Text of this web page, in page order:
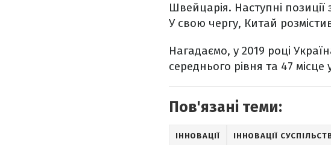
Швейцарія. Наступні
У свою чергу, Китай
Нагадаємо, у 2019 році
середнього рівня та 47
Пов'язані теми:
ІННОВАЦІЇ ІННОВАЦІЇ